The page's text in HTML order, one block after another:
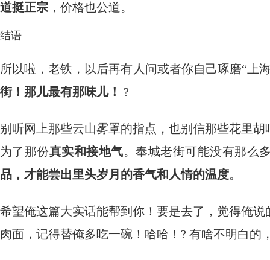
道挺正宗 ，价格也公道。
结语
所以啦，老铁，以后再有人问或者你自己琢磨“上
街！那儿最有那味儿！
​ ?
别听网上那些云山雾罩的指点，也别信那些花里
为了那份真实和接地气。奉城老街可能没有那么
品，才能尝出里头岁月的香气和人情的温度。
希望俺这篇大实话能帮到你！要是去了，觉得俺
肉面，记得替俺多吃一碗！哈哈！? 有啥不明白的